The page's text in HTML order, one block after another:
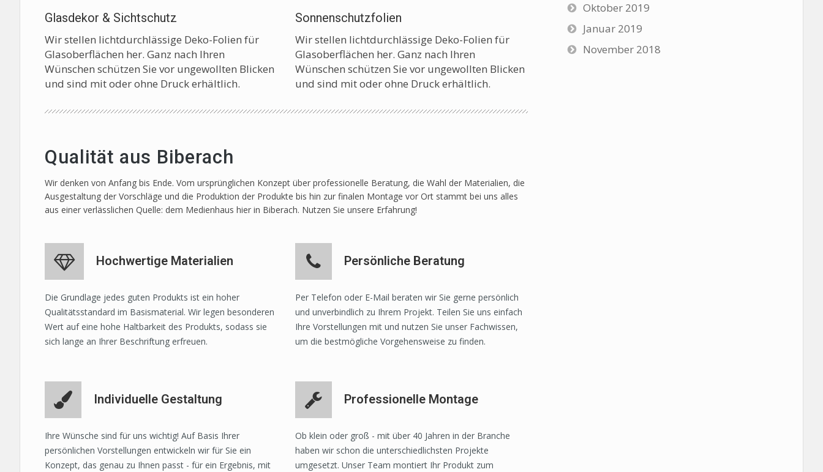
Glasdekor & Sichtschutz
Wir stellen lichtdurchlässige Deko-Folien für
Glasoberflächen her. Ganz nach Ihren
Wünschen schützen Sie vor ungewollten Blicken
und sind mit oder ohne Druck erhältlich.
Sonnenschutzfolien
Wir stellen lichtdurchlässige Deko-Folien für
Glasoberflächen her. Ganz nach Ihren
Wünschen schützen Sie vor ungewollten Blicken
und sind mit oder ohne Druck erhältlich.
Qualität aus Biberach
Wir denken von Anfang bis Ende. Vom ursprünglichen Konzept über professionelle Beratung, die Wahl der Materialien, die
Ausgestaltung der Vorschläge und die Produktion der Produkte bis hin zur finalen Montage vor Ort stammt bei uns alles
aus einer verlässlichen Quelle: dem Medienhaus hier in Biberach. Nutzen Sie unsere Erfahrung!
Hochwertige Materialien
Die Grundlage jedes guten Produkts ist ein hoher
Qualitätsstandard im Basismaterial. Wir legen besonderen
Wert auf eine hohe Haltbarkeit des Produkts, sodass sie
sich lange an Ihrer Beschriftung erfreuen.
Persönliche Beratung
Per Telefon oder E-Mail beraten wir Sie gerne persönlich
und unverbindlich zu Ihrem Projekt. Teilen Sie uns einfach
Ihre Vorstellungen mit und nutzen Sie unser Fachwissen,
um die bestmögliche Vorgehensweise zu finden.
Individuelle Gestaltung
Ihre Wünsche sind für uns wichtig! Auf Basis Ihrer
persönlichen Vorstellungen entwickeln wir für Sie ein
Konzept, das genau zu Ihnen passt - für ein Ergebnis, mit
Professionelle Montage
Ob klein oder groß - mit über 40 Jahren in der Branche
haben wir schon die unterschiedlichsten Projekte
umgesetzt. Unser Team montiert Ihr Produkt zum
Oktober 2019
Januar 2019
November 2018